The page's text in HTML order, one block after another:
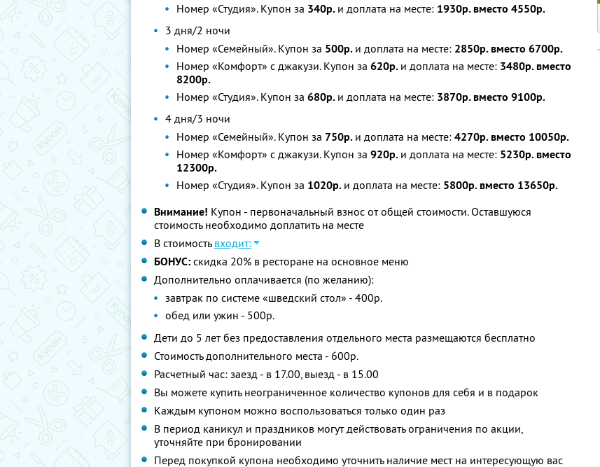
Номер «Студия». Купон за 340р. и доплата на месте: 1930р. вместо 4550р.
3 дня/2 ночи
Номер «Семейный». Купон за 500р. и доплата на месте: 2850р. вместо 6700р.
Номер «Комфорт» с джакузи. Купон за 620р. и доплата на месте: 3480р. вместо
8200р.
Номер «Студия». Купон за 680р. и доплата на месте: 3870р. вместо 9100р.
4 дня/3 ночи
Номер «Семейный». Купон за 750р. и доплата на месте: 4270р. вместо 10050р.
Номер «Комфорт» с джакузи. Купон за 920р. и доплата на месте: 5230р. вместо
12300р.
Номер «Студия». Купон за 1020р. и доплата на месте: 5800р. вместо 13650р.
Внимание! Купон - первоначальный взнос от общей стоимости. Оставшуюся
стоимость необходимо доплатить на месте
В стоимость входит:
БОНУС: скидка 20% в ресторане на основное меню
Дополнительно оплачивается (по желанию):
завтрак по системе «шведский стол» - 400р.
обед или ужин - 500р.
Дети до 5 лет без предоставления отдельного места размещаются бесплатно
Стоимость дополнительного места - 600р.
Расчетный час: заезд - в 17.00, выезд - в 15.00
Вы можете купить неограниченное количество купонов для себя и в подарок
Каждым купоном можно воспользоваться только один раз
В период каникул и праздников могут действовать ограничения по акции,
уточняйте при бронировании
Перед покупкой купона необходимо уточнить наличие мест на интересующую вас